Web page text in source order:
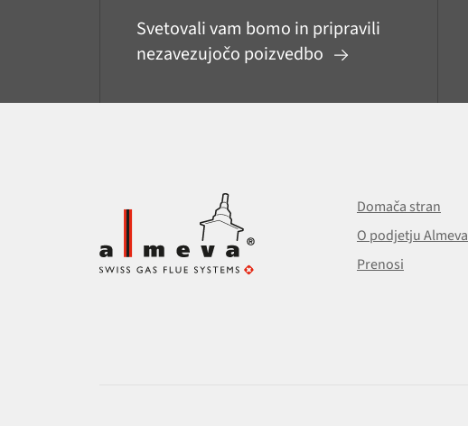
Svetovali vam bomo in pripravili
nezavezujočo poizvedbo
Domača stran
O podjetju Almeva
Prenosi